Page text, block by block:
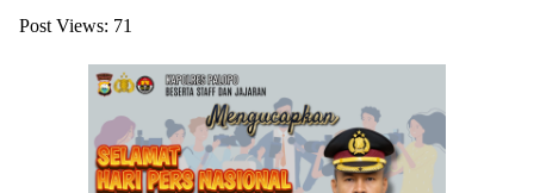
Post Views: 71